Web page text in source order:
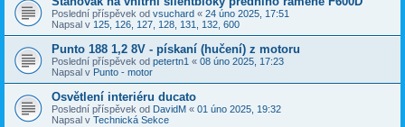
Poslední příspěvek od vsuchard « 24 úno 2025, 17:51
Napsal v 125, 126, 127, 128, 131, 132, 600
Punto 188 1,2 8V - pískaní (hučení) z motoru
Poslední příspěvek od petertn1 « 08 úno 2025, 17:23
Napsal v Punto - motor
Osvětlení interiéru ducato
Poslední příspěvek od DavidM « 01 úno 2025, 19:32
Napsal v Technická Sekce